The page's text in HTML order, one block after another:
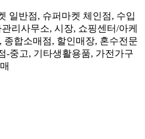
일반점, 슈퍼마켓 체인점, 수입
리사무소, 시장, 쇼핑센터/아케
종합소매점, 할인매장, 혼수전문
-중고, 기타생활용품, 가전가구